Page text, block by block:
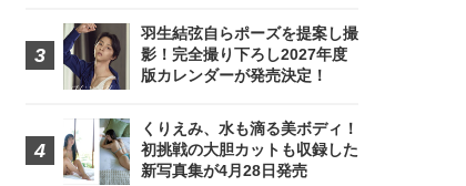
羽生結弦自らポーズを提案し撮
影！完全撮り下ろし2027年度
版カレンダーが発売決定！
くりえみ、水も滴る美ボディ！
初挑戦の大胆カットも収録した
新写真集が4月28日発売